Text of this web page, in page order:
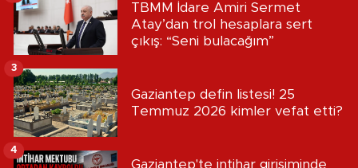
TBMM İdare Amiri Sermet
Atay’dan trol hesaplara sert
çıkış: “Seni bulacağım”
Gaziantep defin listesi! 25
Temmuz 2026 kimler vefat etti?
3
Gaziantep'te intihar girişiminde
4